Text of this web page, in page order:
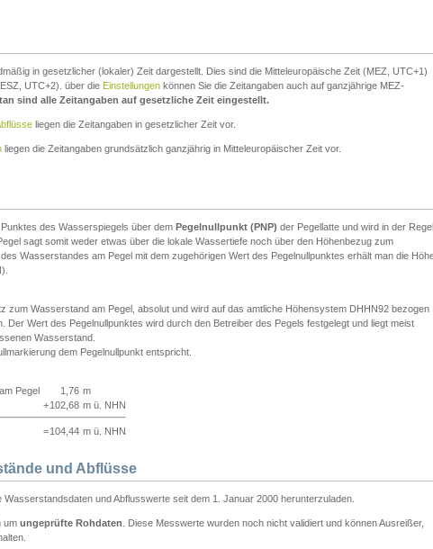
in gesetzlicher (lokaler) Zeit dargestellt. Dies sind die Mitteleuropäische Zeit (MEZ, UTC+1)
UTC+2). über die Einstellungen können Sie die Zeitangaben auch auf ganzjährige MEZ-
sind alle Zeitangaben auf gesetzliche Zeit eingestellt.
liegen die Zeitangaben in gesetzlicher Zeit vor.
liegen die Zeitangaben grundsätzlich ganzjährig in Mitteleuropäischer Zeit vor.
des Wasserspiegels über dem Pegelnullpunkt (PNP) der Pegellatte und wird in der Regel
sagt somit weder etwas über die lokale Wassertiefe noch über den Höhenbezug zum
Wasserstandes am Pegel mit dem zugehörigen Wert des Pegelnullpunktes erhält man die
zum Wasserstand am Pegel, absolut und wird auf das amtliche Höhensystem DHHN92 bezogen
Der Wert des Pegelnullpunktes wird durch den Betreiber des Pegels festgelegt und liegt meist
Wasserstand.
dem Pegelnullpunkt entspricht.
Pegel
1,76 m
+102,68 m ü. NHN
=104,44 m ü. NHN
und Abflüsse
und Abflusswerte seit dem 1. Januar 2000 herunterzuladen.
um ungeprüfte Rohdaten . Diese Messwerte wurden noch nicht validiert und können Ausreißer,